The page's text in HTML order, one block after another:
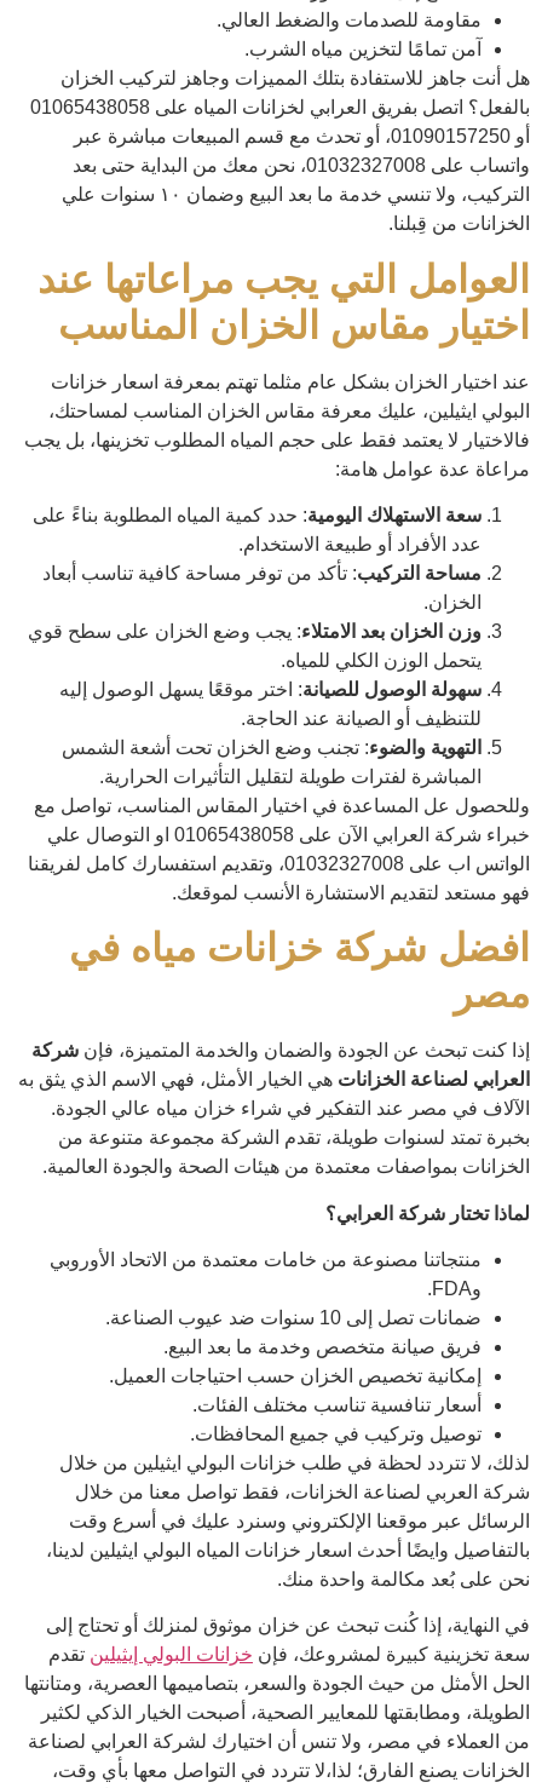
مقاومة للصدمات والضغط العالي.
آمن تمامًا لتخزين مياه الشرب.
هل أنت جاهز للاستفادة بتلك المميزات وجاهز لتركيب الخزان
بالفعل؟ اتصل بفريق العرابي لخزانات المياه على 01065438058
أو 01090157250، أو تحدث مع قسم المبيعات مباشرة عبر
واتساب على 01032327008، نحن معك من البداية حتى بعد
التركيب، ولا تنسي خدمة ما بعد البيع وضمان ١٠ سنوات علي
الخزانات من قِبلنا.
العوامل التي يجب مراعاتها عند
اختيار مقاس الخزان المناسب
عند اختيار الخزان بشكل عام مثلما تهتم بمعرفة اسعار خزانات
البولي ايثيلين، عليك معرفة مقاس الخزان المناسب لمساحتك،
فالاختيار لا يعتمد فقط على حجم المياه المطلوب تخزينها، بل يجب
مراعاة عدة عوامل هامة:
سعة الاستهلاك اليومية: حدد كمية المياه المطلوبة بناءً على
عدد الأفراد أو طبيعة الاستخدام.
مساحة التركيب: تأكد من توفر مساحة كافية تناسب أبعاد
الخزان.
وزن الخزان بعد الامتلاء: يجب وضع الخزان على سطح قوي
يتحمل الوزن الكلي للمياه.
سهولة الوصول للصيانة: اختر موقعًا يسهل الوصول إليه
للتنظيف أو الصيانة عند الحاجة.
التهوية والضوء: تجنب وضع الخزان تحت أشعة الشمس
المباشرة لفترات طويلة لتقليل التأثيرات الحرارية.
وللحصول عل المساعدة في اختيار المقاس المناسب، تواصل مع
خبراء شركة العرابي الآن على 01065438058 او التوصال علي
الواتس اب على 01032327008، وتقديم استفسارك كامل لفريقنا
فهو مستعد لتقديم الاستشارة الأنسب لموقعك.
افضل شركة خزانات مياه في
مصر
إذا كنت تبحث عن الجودة والضمان والخدمة المتميزة، فإن شركة
العرابي لصناعة الخزانات هي الخيار الأمثل، فهي الاسم الذي يثق به
الآلاف في مصر عند التفكير في شراء خزان مياه عالي الجودة.
بخبرة تمتد لسنوات طويلة، تقدم الشركة مجموعة متنوعة من
الخزانات بمواصفات معتمدة من هيئات الصحة والجودة العالمية.
لماذا تختار شركة العرابي؟
منتجاتنا مصنوعة من خامات معتمدة من الاتحاد الأوروبي
وFDA.
ضمانات تصل إلى 10 سنوات ضد عيوب الصناعة.
فريق صيانة متخصص وخدمة ما بعد البيع.
إمكانية تخصيص الخزان حسب احتياجات العميل.
أسعار تنافسية تناسب مختلف الفئات.
توصيل وتركيب في جميع المحافظات.
لذلك، لا تتردد لحظة في طلب خزانات البولي ايثيلين من خلال
شركة العربي لصناعة الخزانات، فقط تواصل معنا من خلال
الرسائل عبر موقعنا الإلكتروني وسنرد عليك في أسرع وقت
بالتفاصيل وايضًا أحدث اسعار خزانات المياه البولي ايثيلين لدينا،
نحن على بُعد مكالمة واحدة منك.
في النهاية، إذا كُنت تبحث عن خزان موثوق لمنزلك أو تحتاج إلى
سعة تخزينية كبيرة لمشروعك، فإن خزانات البولي إيثيلين تقدم
الحل الأمثل من حيث الجودة والسعر، بتصاميمها العصرية، ومتانتها
الطويلة، ومطابقتها للمعايير الصحية، أصبحت الخيار الذكي لكثير
من العملاء في مصر، ولا تنس أن اختيارك لشركة العرابي لصناعة
الخزانات يصنع الفارق؛ لذا،لا تتردد في التواصل معها بأي وقت،